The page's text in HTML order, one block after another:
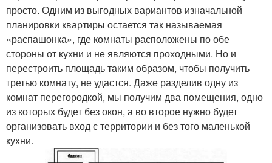
просто. Одним из выгодных вариантов изначальной
планировки квартиры остается так называемая
«распашонка», где комнаты расположены по обе
стороны от кухни и не являются проходными. Но и
перестроить площадь таким образом, чтобы получить
третью комнату, не удастся. Даже разделив одну из
комнат перегородкой, мы получим два помещения, одно
из которых будет без окон, а во второе нужно будет
организовать вход с территории и без того маленькой
кухни.